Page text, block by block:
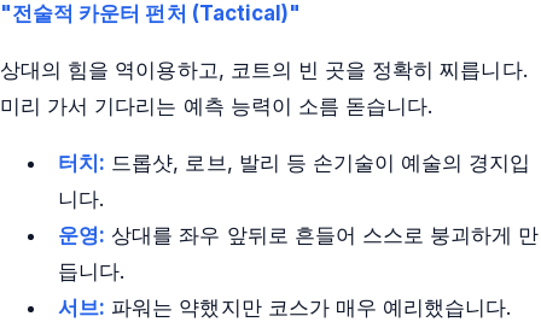
"전술적 카운터 펀처 (Tactical)"
상대의 힘을 역이용하고, 코트의 빈 곳을 정확히 찌릅니다.
미리 가서 기다리는 예측 능력이 소름 돋습니다.
터치: 드롭샷, 로브, 발리 등 손기술이 예술의 경지입
니다.
운영: 상대를 좌우 앞뒤로 흔들어 스스로 붕괴하게 만
듭니다.
서브: 파워는 약했지만 코스가 매우 예리했습니다.